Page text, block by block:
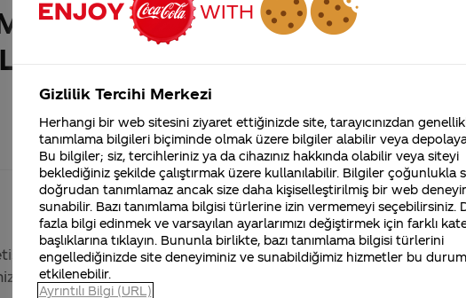
... Coca-Cola'nın Filistin'de fabr... Coca-Cola’yı kim buldu?
ÜLKELER VAR
SATAMAMANIZIN
bilgilerinizi iletisimmerkezi@coca-cola.com adresine
bize ulaşabilirsiniz. İlginiz için teşekkür ederiz.
Coca-Cola Şirketi
merak ettikleriniz.
Fabrikalarımız,
sertifikalarımız, faaliyet
gösterdiğimiz ülkeler,
tarihçemiz ve daha
Gizlilik Tercihi Merkezi
Herhangi bir web sitesini ziyaret ettiğinizde site, tarayıcınızdan
tanımlama bilgileri biçiminde olmak üzere bilgiler alabilir veya
Bu bilgiler; siz, tercihleriniz ya da cihazınız hakkında olabilir veya siteyi
beklediğiniz şekilde çalıştırmak üzere kullanılabilir. Bilgiler çoğunlukla
doğrudan tanımlamaz ancak size daha kişiselleştirilmiş bir web
sunabilir. Bazı tanımlama bilgisi türlerine izin vermemeyi seçebilirsiniz.
fazla bilgi edinmek ve varsayılan ayarlarımızı değiştirmek için farklı
başlıklarına tıklayın. Bununla birlikte, bazı tanımlama bilgisi türlerini
engellediğinizde site deneyiminiz ve sunabildiğimiz hizmetler bu
etkilenebilir.
Ayrıntılı Bilgi (URL)